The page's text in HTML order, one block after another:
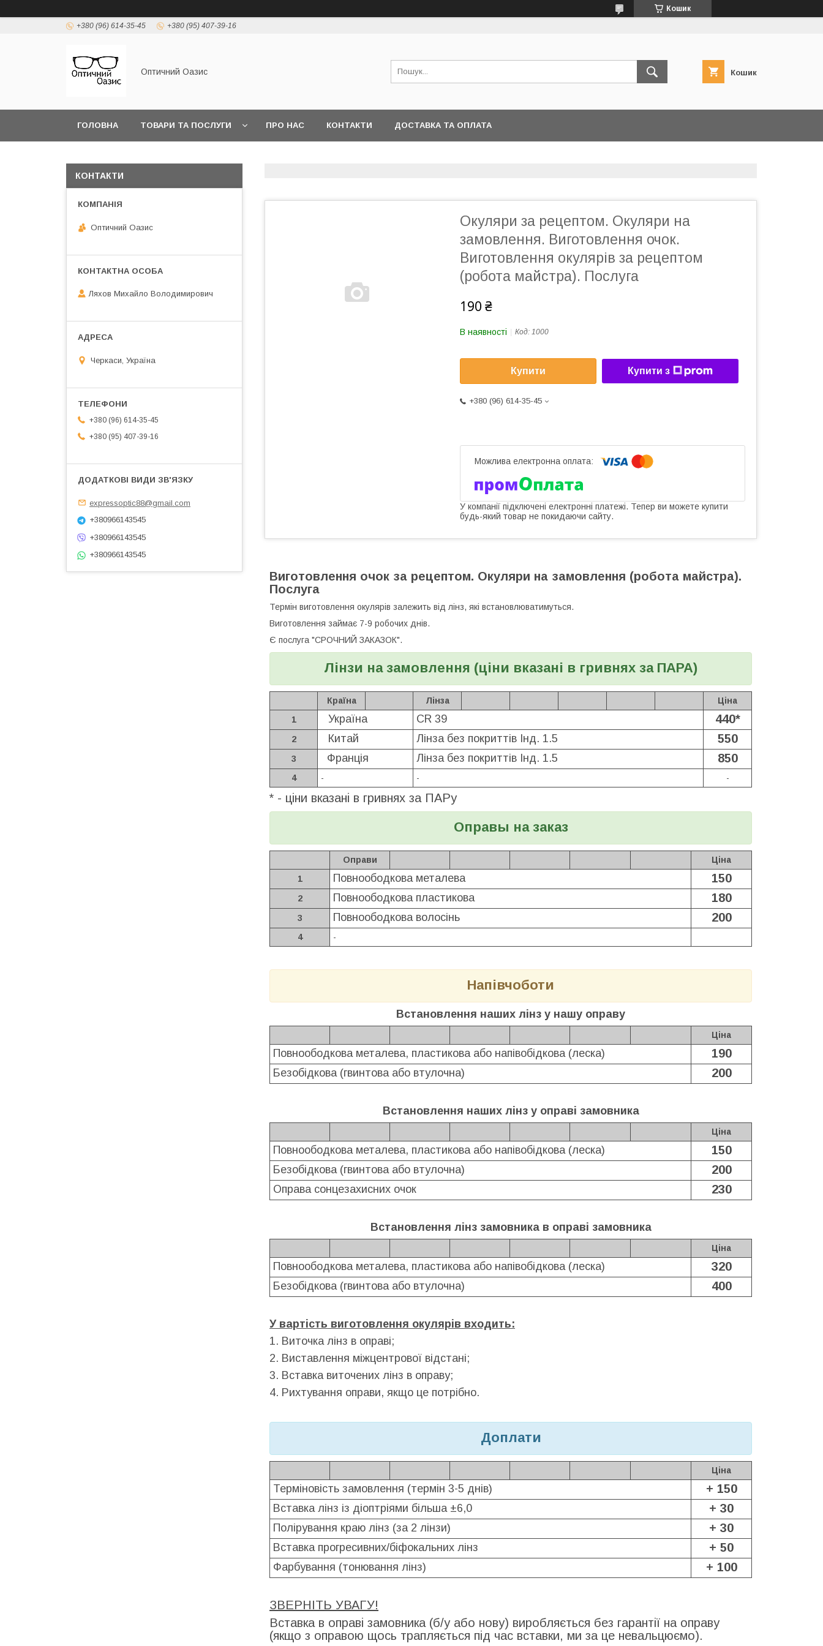
Кошик
+380 (96) 614-35-45 +380 (95) 407-39-16
Оптичний Оазис Кошик
ГОЛОВНА ТОВАРИ ТА ПОСЛУГИ ПРО НАС КОНТАКТИ ДОСТАВКА ТА ОПЛАТА
Окуляри за рецептом. Окуляри на
замовлення. Виготовлення очок.
Виготовлення окулярів за рецептом
(робота майстра). Послуга
190 ₴
В наявності Код: 1000
Купити Купити з
+380 (96) 614-35-45
У компанії підключені електронні платежі. Тепер ви можете купити
будь-який товар не покидаючи сайту.
Виготовлення очок за рецептом. Окуляри на замовлення (робота майстра).
Послуга
Термін виготовлення окулярів залежить від лінз, які встановлюватимуться.
Виготовлення займає 7-9 робочих днів.
Є послуга "СРОЧНИЙ ЗАКАЗОК".
Лінзи на замовлення (ціни вказані в гривнях за ПАРА)
Країна Лінза
Ціна
1
Україна CR 39 440*
2 Китай Лінза без покриттів Інд. 1.5 550
3 Франція Лінза без покриттів Інд. 1.5 850
4 - - -
* - ціни вказані в гривнях за ПАРу
Оправы на заказ
Оправи
Ціна
1
Повноободкова металева 150
2 Повноободкова пластикова 180
3 Повноободкова волосінь 200
4 -
Напівчоботи
Встановлення наших лінз у нашу оправу
Ціна
Повноободкова металева, пластикова або напівобідкова (леска) 190
Безобідкова (гвинтова або втулочна) 200
Встановлення наших лінз у оправі замовника
Ціна
Повноободкова металева, пластикова або напівобідкова (леска) 150
Безобідкова (гвинтова або втулочна) 200
Оправа сонцезахисних очок 230
Встановлення лінз замовника в оправі замовника
Ціна
Повноободкова металева, пластикова або напівобідкова (леска) 320
Безобідкова (гвинтова або втулочна) 400
У вартість виготовлення окулярів входить:
1. Виточка лінз в оправі;
2. Виставлення міжцентрової відстані;
3. Вставка виточених лінз в оправу;
4. Рихтування оправи, якщо це потрібно.
Доплати
Ціна
Терміновість замовлення (термін 3-5 днів) + 150
Вставка лінз із діоптріями більша ±6,0 + 30
Полірування краю лінз (за 2 лінзи) + 30
Вставка прогресивних/біфокальних лінз + 50
Фарбування (тонювання лінз) + 100
ЗВЕРНІТЬ УВАГУ!
Вставка в оправі замовника (б/у або нову) виробляється без гарантії на оправу
(якщо з оправою щось трапляється під час вставки, ми за це невальцюємо).
КОНТАКТИ
Оптичний Оазис
Ляхов Михайло Володимирович
Черкаси, Україна
+380 (96) 614-35-45
+380 (95) 407-39-16
expressoptic88@gmail.com
+380966143545
+380966143545
+380966143545